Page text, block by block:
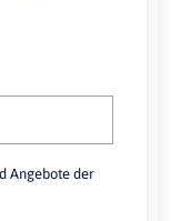
Angebote der